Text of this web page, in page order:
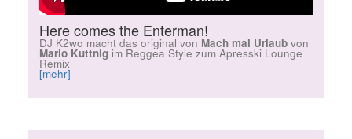
Here comes the Enterman!
DJ K2wo macht das original von Mach mal Urlaub von
Mario Kuttnig im Reggea Style zum Apresski Lounge
Remix
[mehr]